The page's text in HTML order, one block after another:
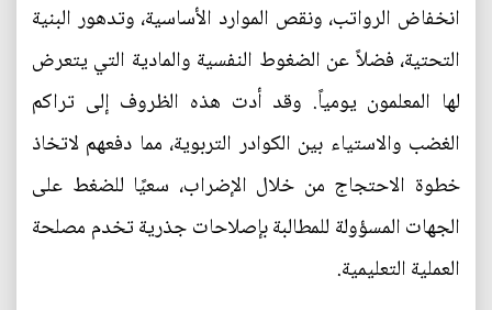
انخفاض الرواتب، ونقص الموارد الأساسية، وتدهور البنية
التحتية، فضلاً عن الضغوط النفسية والمادية التي يتعرض
لها المعلمون يومياً. وقد أدت هذه الظروف إلى تراكم
الغضب والاستياء بين الكوادر التربوية، مما دفعهم لاتخاذ
خطوة الاحتجاج من خلال الإضراب، سعيًا للضغط على
الجهات المسؤولة للمطالبة بإصلاحات جذرية تخدم مصلحة
العملية التعليمية.